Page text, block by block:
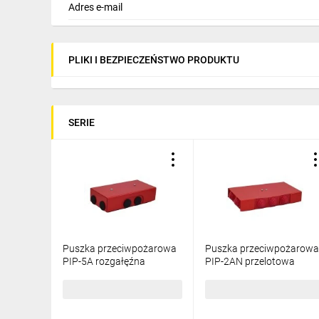
Adres e-mail
PLIKI I BEZPIECZEŃSTWO PRODUKTU
SERIE
Puszka przeciwpożarowa
PIP-5A rozgałęźna
Puszka przeciwpożarowa
PIP-2AN przelotowa